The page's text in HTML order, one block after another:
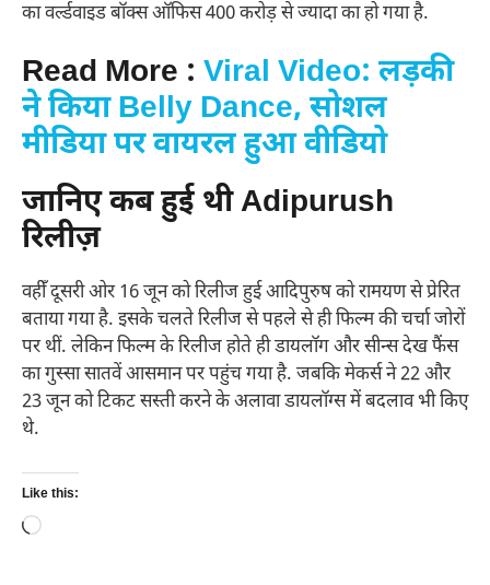
का वर्ल्डवाइड बॉक्स ऑफिस 400 करोड़ से ज्यादा का हो गया है.
Read More : Viral Video: लड़की
ने किया Belly Dance, सोशल
मीडिया पर वायरल हुआ वीडियो
जानिए कब हुई थी Adipurush
रिलीज़
वहीँ दूसरी ओर 16 जून को रिलीज हुई आदिपुरुष को रामयण से प्रेरित
बताया गया है. इसके चलते रिलीज से पहले से ही फिल्म की चर्चा जोरों
पर थीं. लेकिन फिल्म के रिलीज होते ही डायलॉग और सीन्स देख फैंस
का गुस्सा सातवें आसमान पर पहुंच गया है. जबकि मेकर्स ने 22 और
23 जून को टिकट सस्ती करने के अलावा डायलॉग्स में बदलाव भी किए
थे.
Like this:
Loading…